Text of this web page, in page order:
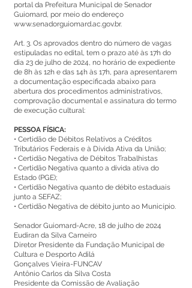
portal da Prefeitura Municipal de Senador
Guiomard, por meio do endereço
www.senadorguiomard.ac.gov.br.
Art. 3. Os aprovados dentro do número de vagas
estipuladas no edital, tem o prazo até às 17h do
dia 23 de julho de 2024, no horário de expediente
de 8h às 12h e das 14h às 17h, para apresentarem
a documentação especificada abaixo para
abertura dos procedimentos administrativos,
comprovação documental e assinatura do termo
de execução cultural:
PESSOA FÍSICA:
• Certidão de Débitos Relativos a Créditos
Tributários Federais e à Dívida Ativa da União;
• Certidão Negativa de Débitos Trabalhistas
• Certidão Negativa quanto a dívida ativa do
Estado (PGE);
• Certidão Negativa quanto de débito estaduais
junto a SEFAZ;
• Certidão Negativa de débito junto ao Município.
Senador Guiomard-Acre, 18 de julho de 2024
Eudiran da Silva Carneiro
Diretor Presidente da Fundação Municipal de
Cultura e Desporto Adilá
Gonçalves Vieira-FUNCAV
Antônio Carlos da Silva Costa
Presidente da Comissão de Avaliação